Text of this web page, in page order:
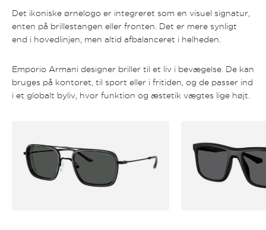
Det ikoniske ørnelogo er integreret som en visuel signatur,
enten på brillestangen eller fronten. Det er mere synligt
end i hovedlinjen, men altid afbalanceret i helheden.
Emporio Armani designer briller til et liv i bevægelse. De kan
bruges på kontoret, til sport eller i fritiden, og de passer ind
i et globalt byliv, hvor funktion og æstetik vægtes lige højt.